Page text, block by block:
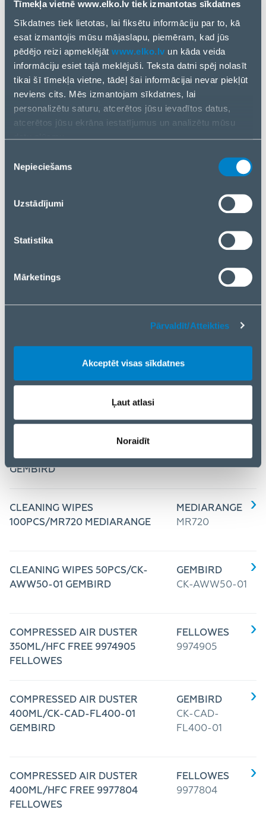
Tīmekļa vietnē www.elko.lv tiek izmantotas sīkdatnes
Sīkdatnes tiek lietotas, lai fiksētu informāciju par to, kā
esat izmantojis mūsu mājaslapu, piemēram, kad jūs
pēdējo reizi apmeklējāt www.elko.lv un kāda veida
informāciju esiet tajā meklējuši. Teksta datni spēj nolasīt
tikai šī tīmekļa vietne, tādēļ šai informācijai nevar piekļūt
neviens cits. Mēs izmantojam sīkdatnes, lai
personalizētu saturu, atcerētos jūsu ievadītos datus,
atcerētos jūsu ekrāna iestatījumus un analizētu mūsu
datu plūsmu.
kopīgojam ar saviem sociālās saziņas līdzekļu,
reklamēšanas un analīzes partneriem. Ja piekrītat, lūdzu,
pārvaldīt savu izvēli vai atteikties no sīkdatnēm, lūdzu,
izvēle
Nepieciešams
Uzstādījumi
Statistika
Mārketings
Pārvaldīt/Atteikties
Akceptēt visas sīkdatnes
Ļaut atlasi
Noraidīt
CLEANING LIQUID SCREEN
250ML/WITH CLOTH MR721
MEDIARANGE
MEDIARANGE
MR721
CLEANING SPRAY
250ML/99718 FELLOWES
FELLOWES
99718
CLEANING SPRAY HFC FREE
FELLOWES
CLEANING WIPES
FELLOWES
CLEANING WIPES
100PCS/CK-AWW100-01
GEMBIRD
CK-AWW100-
100PCS/CK-WW100-01
GEMBIRD
CK-WW100-01
CLEANING WIPES
100PCS/MR720 MEDIARANGE
MEDIARANGE
MR720
CLEANING WIPES 50PCS/CK-
AWW50-01 GEMBIRD
GEMBIRD
CK-AWW50-01
COMPRESSED AIR DUSTER
350ML/HFC FREE 9974905
FELLOWES
FELLOWES
9974905
COMPRESSED AIR DUSTER
400ML/CK-CAD-FL400-01
GEMBIRD
GEMBIRD
CK-CAD-
FL400-01
COMPRESSED AIR DUSTER
400ML/HFC FREE 9977804
FELLOWES
FELLOWES
9977804